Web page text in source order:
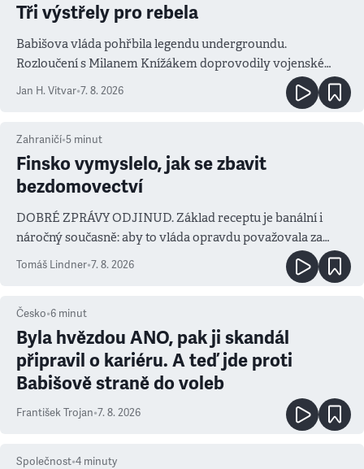
Tři výstřely pro rebela
Babišova vláda pohřbila legendu undergroundu.
Rozloučení s Milanem Knížákem doprovodily vojenské
Jan H. Vitvar•7. 8. 2026
Zahraničí•5 minut
Finsko vymyslelo, jak se zbavit
bezdomovectví
DOBRÉ ZPRÁVY ODJINUD. Základ receptu je banální i
náročný současně: aby to vláda opravdu považovala za
Tomáš Lindner•7. 8. 2026
Česko•6 minut
Byla hvězdou ANO, pak ji skandál
připravil o kariéru. A teď jde proti
Babišově straně do voleb
František Trojan•7. 8. 2026
Společnost•4 minuty